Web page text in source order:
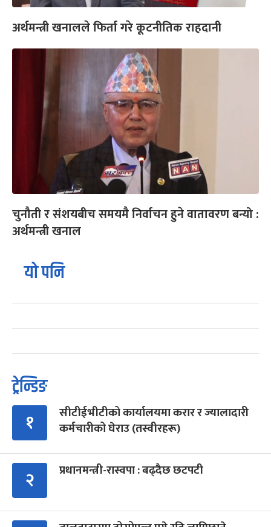
अर्थमन्त्री खनालले फिर्ता गरे कूटनीतिक राहदानी
चुनौती र संशयबीच समयमै निर्वाचन हुने वातावरण बन्यो :
अर्थमन्त्री खनाल
यो पनि
ट्रेन्डिङ
१
सीटीईभीटीको कार्यालयमा करार र ज्यालादारी
कर्मचारीको घेराउ (तस्वीरहरू)
२ प्रधानमन्त्री-रास्वपा : बढ्दैछ छटपटी